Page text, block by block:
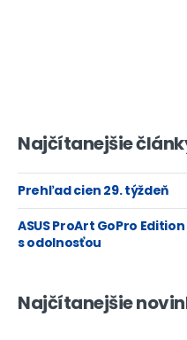
Najčítanejšie
Prehľad cien 29. týždeň
ASUS ProArt GoPro
s odolnosťou
Najčítanejšie